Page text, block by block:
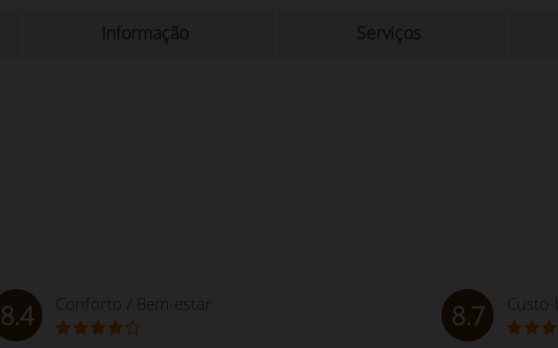
Informação Serviços
8.4 Conforto / Bem-estar 8.7